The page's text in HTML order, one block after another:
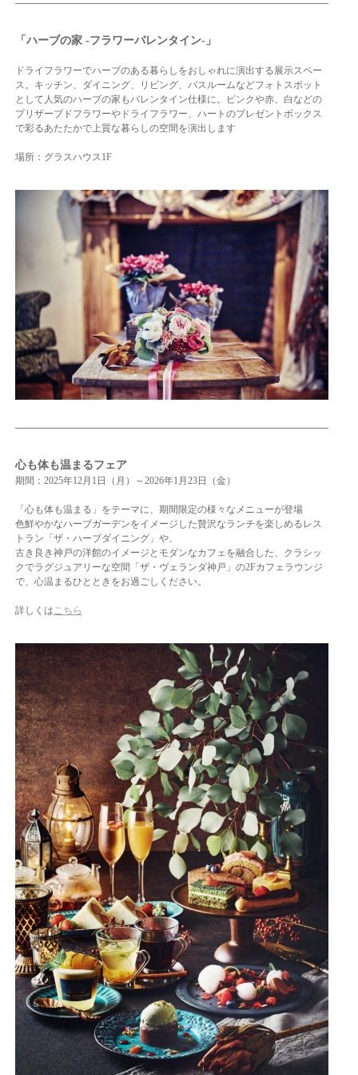
「ハーブの家 -フラワーバレンタイン-」
ドライフラワーでハーブのある暮らしをおしゃれに演出する展示スペー
ス。キッチン、ダイニング、リビング、バスルームなどフォトスポット
として人気のハーブの家もバレンタイン仕様に。ピンクや赤、白などの
プリザーブドフラワーやドライフラワー、ハートのプレゼントボックス
で彩るあたたかで上質な暮らしの空間を演出します
場所：グラスハウス1F
心も体も温まるフェア
期間：2025年12月1日 （月）～2026年1月23日（金）
「心も体も温まる」をテーマに、期間限定の様々なメニューが登場
色鮮やかなハーブガーデンをイメージした贅沢なランチを楽しめるレス
トラン「ザ・ハーブダイニング」や、
古き良き神戸の洋館のイメージとモダンなカフェを融合した、クラシッ
クでラグジュアリーな空間「ザ・ヴェランダ神戸」の2Fカフェラウンジ
で、心温まるひとときをお過ごしください。
詳しくはこちら